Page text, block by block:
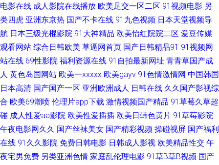
免费超碰 欧洲午夜福利片 四虎老司机精品 亚洲Av色情网占 综合网爱豆 91网
页在线看 操碰五月天 豆花社区 国产网站视频 黄射网站91 久久午夜无码视频
91av导航 AV福利午夜导航 久草资源在线 欧美人妻自慰 欧美性爱A片 91视频
视频 超碰碰碰aV 国产三级在线播放 玖玖精品网 日韩成人高清永久 午夜男人
精品福利 51欧美色图 99在线欧美视频 国产福利社在线 精品超碰人妻 男女打
炮91 人妖伪娘专区 天堂久久大香蕉 69成人免费视频 97成人超碰网 超碰人
人噪 国产视频11页 欧美性交 深夜福利视频网址 亚州色图 91豆花成人片 av
电影在线 成人影院在线播放 欧美足交一区二区 91视频电影 另
类四虎 亚洲东京热 国产不卡在线 91九色视频 日本天堂视频导
航 日本三级光棍影院 91大神精品 欧美怡红院院二区 爱豆传媒
观看网站 综合日韩欧美 草逼网首页 国产日韩精品91 91视频网
站在线 69性影院 福利资源在线 91自拍最新网址 青青草国产成
人 黄色岛国网站 欧美一xxxxx 欧美gayv 91色情激情网 中国韩国
日本高清 国产国产一区 亚洲欧洲成人 日韩在线 久久国产影视综
合 欧美69潮喷 伦理片app下载 激情视频国产精品 91草莓久草超
碰 成人性爱aa影院 欧美性爱插插 欧美日韩色黄片 91草莓影院
午夜电影网久久 国产丝袜美女 国产精彩视频 操碰视屏 国产福利
在线 91久久影院 免费日韩电影 日韩成人影视 欧美精品性交 午
夜宅男免费 另类亚洲色情 家庭乱伦理电影 91草B草B视频 国产